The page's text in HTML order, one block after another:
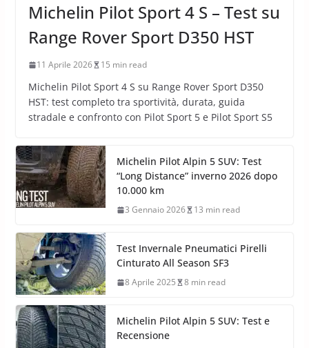
Michelin Pilot Sport 4 S – Test su
Range Rover Sport D350 HST
11 Aprile 2026 15 min read
Michelin Pilot Sport 4 S su Range Rover Sport D350
HST: test completo tra sportività, durata, guida
stradale e confronto con Pilot Sport 5 e Pilot Sport S5
Michelin Pilot Alpin 5 SUV: Test
“Long Distance” inverno 2026 dopo
10.000 km
3 Gennaio 2026 13 min read
Test Invernale Pneumatici Pirelli
Cinturato All Season SF3
8 Aprile 2025 8 min read
Michelin Pilot Alpin 5 SUV: Test e
Recensione